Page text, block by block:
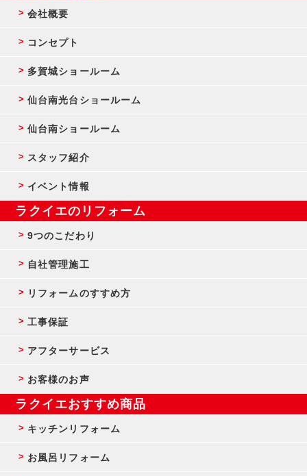
会社概要
コンセプト
多賀城ショールーム
仙台南光台ショールーム
仙台南ショールーム
スタッフ紹介
イベント情報
ラクイエのリフォーム
9つのこだわり
自社管理施工
リフォームのすすめ方
工事保証
アフターサービス
お客様のお声
ラクイエおすすめ商品
キッチンリフォーム
お風呂リフォーム